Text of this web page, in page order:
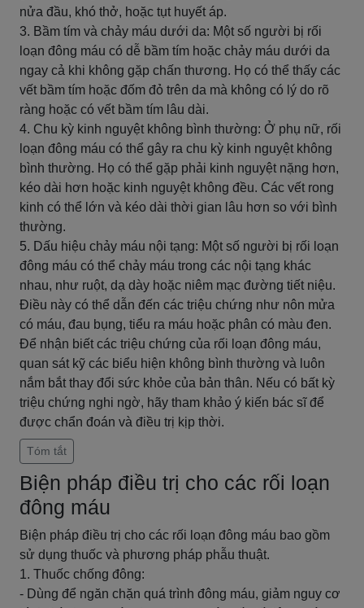
nửa đầu, khó thở, hoặc tụt huyết áp.
3. Bầm tím và chảy máu dưới da: Một số người bị rối
loạn đông máu có dễ bầm tím hoặc chảy máu dưới da
ngay cả khi không gặp chấn thương. Họ có thể thấy các
vết bầm tím hoặc đốm đỏ trên da mà không có lý do rõ
ràng hoặc có vết bầm tím lâu dài.
4. Chu kỳ kinh nguyệt không bình thường: Ở phụ nữ, rối
loạn đông máu có thể gây ra chu kỳ kinh nguyệt không
bình thường. Họ có thể gặp phải kinh nguyệt nặng hơn,
kéo dài hơn hoặc kinh nguyệt không đều. Các vết rong
kinh có thể lớn và kéo dài thời gian lâu hơn so với bình
thường.
5. Dấu hiệu chảy máu nội tạng: Một số người bị rối loạn
đông máu có thể chảy máu trong các nội tạng khác
nhau, như ruột, dạ dày hoặc niêm mạc đường tiết niệu.
Điều này có thể dẫn đến các triệu chứng như nôn mửa
có máu, đau bụng, tiểu ra máu hoặc phân có màu đen.
Để nhận biết các triệu chứng của rối loạn đông máu,
quan sát kỹ các biểu hiện không bình thường và luôn
nắm bắt thay đổi sức khỏe của bản thân. Nếu có bất kỳ
triệu chứng nghi ngờ, hãy tham khảo ý kiến ​​bác sĩ để
được chẩn đoán và điều trị kịp thời.
Tóm tắt
Biện pháp điều trị cho các rối loạn
đông máu
Biện pháp điều trị cho các rối loạn đông máu bao gồm
sử dụng thuốc và phương pháp phẫu thuật.
1. Thuốc chống đông:
- Dùng để ngăn chặn quá trình đông máu, giảm nguy cơ